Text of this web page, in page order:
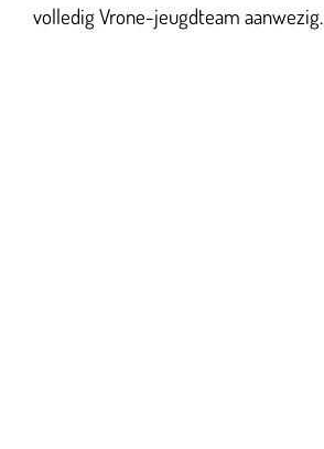
volledig Vrone-jeugdteam aanwezig.